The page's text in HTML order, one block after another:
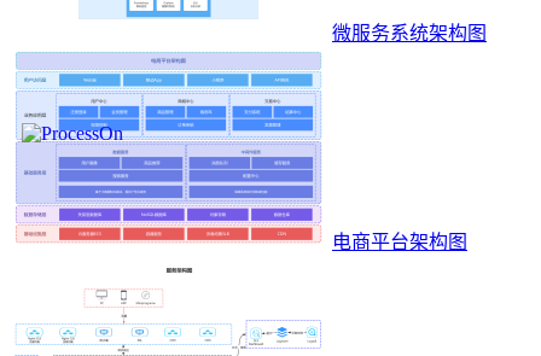
微服务系统架构图
电商平台架构图